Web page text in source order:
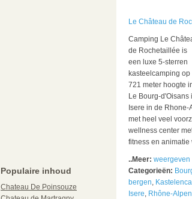
Populaire inhoud
Chateau De Poinsouze
Le Château de
Camping Le
de Rochetaillée is
een luxe 5-sterren
kasteelcamping op
721 meter hoogte
Le Bourg-d'Oisans
Isere in de
met heel veel
wellness center
fitness en animatie
..Meer: weergeven
Categorieën:
bergen,
Isere, Rhône-Alpen